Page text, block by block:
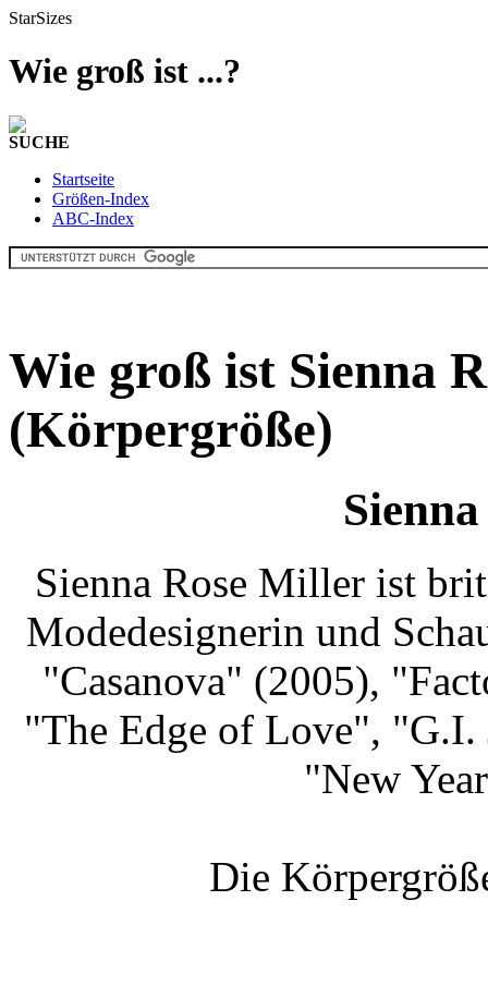
StarSizes
Wie groß ist ...?
SUCHE
Startseite
Größen-Index
ABC-Index
Wie groß ist Sienna
(Körpergröße)
Sienna Rose Miller ist
Modedesignerin und
"Casanova" (2005),
"The Edge of Love", "G.I.
"New
Die